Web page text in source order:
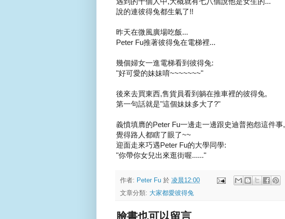
說的連彼得兔都生氣了!!
昨天在微風廣場吃飯...
Peter Fu推著彼得兔在電梯裡...
幾個婦女一進電梯看到彼得兔:
"好可愛的妹妹唷~~~~~~~"
後來去買東西,售貨員看到躺在推車裡的彼得兔,
第一句話就是"這個妹妹多大了?"
義憤填膺的Peter Fu一邊走一邊跟史迪普抱怨這件事,
覺得路人都瞎了眼了~~
迎面走來巧遇Peter Fu的大學同學:
"你帶你女兒出來逛街喔......"
作者: Peter Fu 於 凌晨12:00
文章分類: 大家都愛彼得兔
臉書也可以留言